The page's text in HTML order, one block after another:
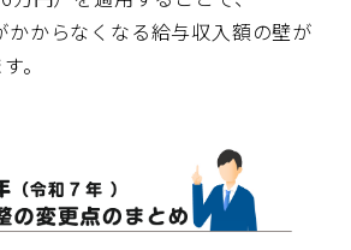
かからなくなる給与収入額の壁が
。